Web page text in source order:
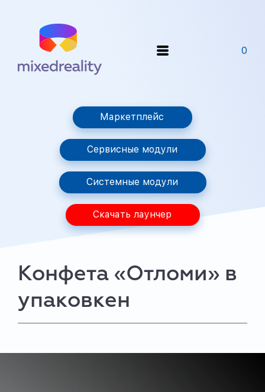
0
Маркетплейс
Сервисные модули
Системные модули
Скачать лаунчер
Конфета «Отломи» в
упаковкен